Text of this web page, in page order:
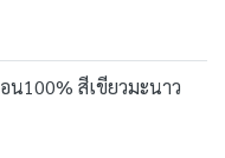
น100% สีเขียวมะนาว